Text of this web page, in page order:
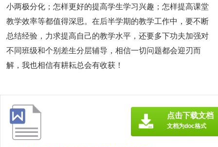
小两极分化；怎样更好的提高学生学习兴趣；怎样提高课堂
教学效率等都值得深思。在后半学期的教学工作中，要不断
总结经验，力求提高自己的教学水平，还要多下功夫加强对
不同班级和个别差生分层辅导，相信一切问题都会迎刃而
解，我也相信有耕耘总会有收获！
点击下载文档
文档为doc格式